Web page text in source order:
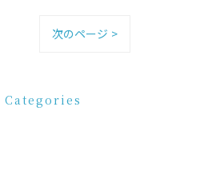
次のページ >
Categories